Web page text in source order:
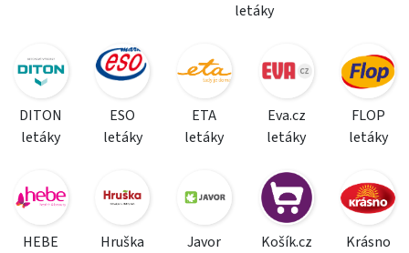
letáky
DITON
letáky
ESO
letáky
ETA
letáky
Eva.cz
letáky
FLOP
letáky
HEBE
Hruška
Javor
Košík.cz
Krásno